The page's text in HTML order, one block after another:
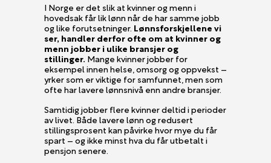
I Norge er det slik at kvinner og menn i
hovedsak får lik lønn når de har samme jobb
og like forutsetninger. Lønnsforskjellene vi
ser, handler derfor ofte om at kvinner og
menn jobber i ulike bransjer og
stillinger. Mange kvinner jobber for
eksempel innen helse, omsorg og oppvekst –
yrker som er viktige for samfunnet, men som
ofte har lavere lønnsnivå enn andre bransjer.
Samtidig jobber flere kvinner deltid i perioder
av livet. Både lavere lønn og redusert
stillingsprosent kan påvirke hvor mye du får
spart – og ikke minst hva du får utbetalt i
pensjon senere.